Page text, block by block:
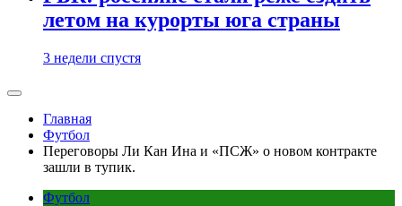
летом на курорты юга страны
3 недели спустя
Главная
Футбол
Переговоры Ли Кан Ина и «ПСЖ» о новом контракте
зашли в тупик.
Футбол